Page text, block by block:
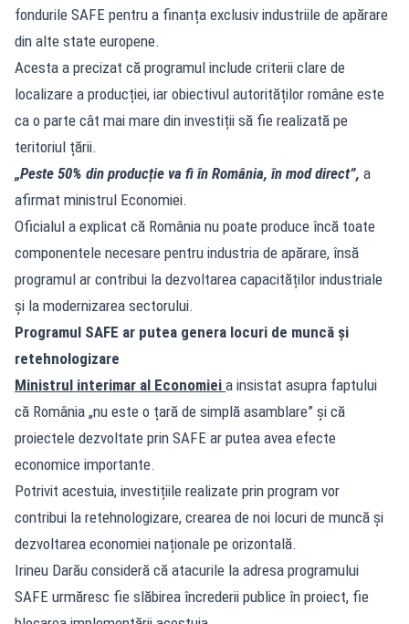
fondurile SAFE pentru a finanța exclusiv industriile de apărare
din alte state europene.
Acesta a precizat că programul include criterii clare de
localizare a producției, iar obiectivul autorităților române este
ca o parte cât mai mare din investiții să fie realizată pe
teritoriul țării.
„Peste 50% din producție va fi în România, în mod direct”, a
afirmat ministrul Economiei.
Oficialul a explicat că România nu poate produce încă toate
componentele necesare pentru industria de apărare, însă
programul ar contribui la dezvoltarea capacităților industriale
și la modernizarea sectorului.
Programul SAFE ar putea genera locuri de muncă și
retehnologizare
Ministrul interimar al Economiei a insistat asupra faptului
că România „nu este o țară de simplă asamblare” și că
proiectele dezvoltate prin SAFE ar putea avea efecte
economice importante.
Potrivit acestuia, investițiile realizate prin program vor
contribui la retehnologizare, crearea de noi locuri de muncă și
dezvoltarea economiei naționale pe orizontală.
Irineu Darău consideră că atacurile la adresa programului
SAFE urmăresc fie slăbirea încrederii publice în proiect, fie